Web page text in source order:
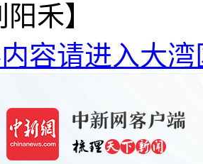
禾】
容请进入大湾